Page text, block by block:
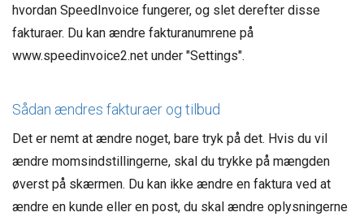
hvordan SpeedInvoice fungerer, og slet derefter disse
fakturaer. Du kan ændre fakturanumrene på
www.speedinvoice2.net under "Settings".
Sådan ændres fakturaer og tilbud
Det er nemt at ændre noget, bare tryk på det. Hvis du vil
ændre momsindstillingerne, skal du trykke på mængden
øverst på skærmen. Du kan ikke ændre en faktura ved at
ændre en kunde eller en post, du skal ændre oplysningerne